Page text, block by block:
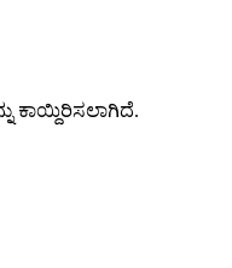
ಕಾಯ್ದಿರಿಸಲಾಗಿದೆ.